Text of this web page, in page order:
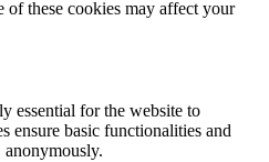
these cookies may affect your
essential for the website to
ensure basic functionalities and
anonymously.